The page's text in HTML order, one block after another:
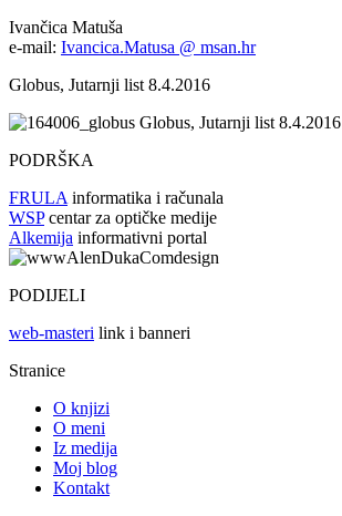
Ivančica Matuša
e-mail: Ivancica.Matusa @ msan.hr
Globus, Jutarnji list 8.4.2016
Globus, Jutarnji list 8.4.2016
PODRŠKA
FRULA informatika i računala
WSPcentar za optičke medije
Alkemija informativni portal
PODIJELI
web-masteri link i banneri
Stranice
O knjizi
O meni
Iz medija
Moj blog
Kontakt